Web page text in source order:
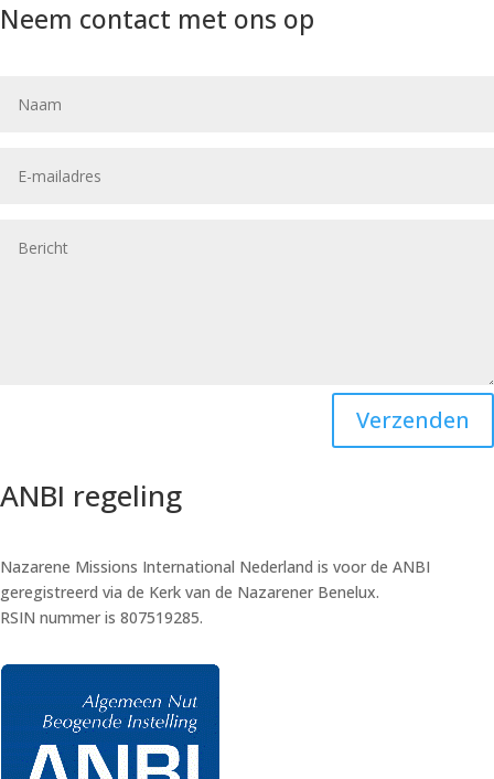
Neem contact met ons op
Verzenden
ANBI regeling
Nazarene Missions International Nederland is voor de ANBI
geregistreerd via de Kerk van de Nazarener Benelux.
RSIN nummer is 807519285.